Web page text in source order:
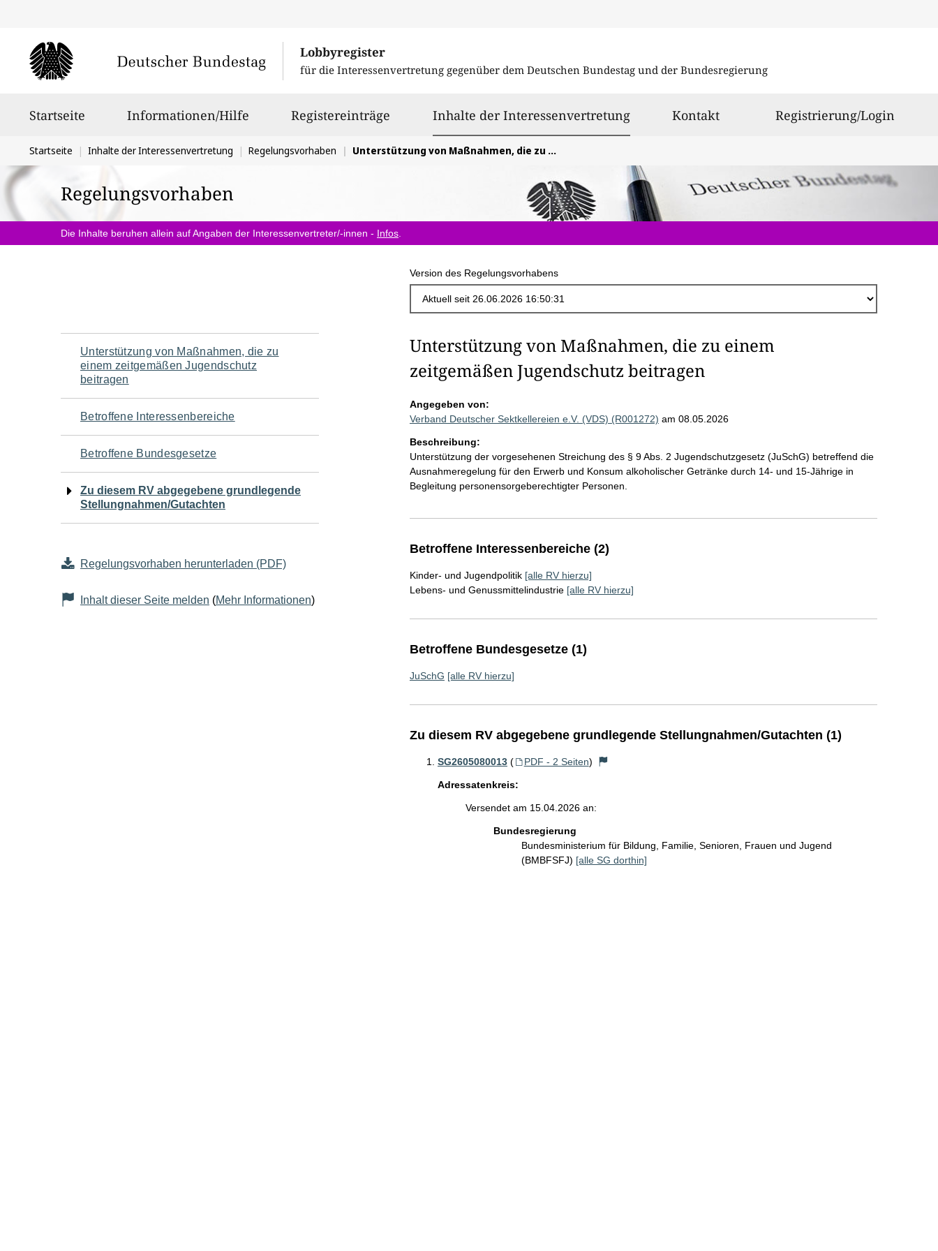
Lobbyregister
für die Interessenvertretung gegenüber dem Deutschen Bundestag und der Bundesregierung
Startseite Informationen/Hilfe Registereinträge Inhalte der Interessenvertretungausgewählt
Kontakt Registrierung/Login
Sie
befinden
sich
hier:
Startseite Inhalte der Interessenvertretung Regelungsvorhaben Unterstützung von Maßnahmen, die zu einem zeitgemäßen Jugendschutz beitragen
Regelungsvorhaben
Die Inhalte beruhen allein auf Angaben der Interessenvertreter/-innen - Infos
Version des Regelungsvorhabens
Navigation
für
den
Seiteninhalt
Unterstützung von Maßnahmen, die zu
einem zeitgemäßen Jugendschutz
beitragen
Betroffene Interessenbereiche
Betroffene Bundesgesetze
Zu diesem RV abgegebene grundlegende
Stellungnahmen/Gutachten
Regelungsvorhaben herunterladen (PDF)
Inhalt dieser Seite melden (Mehr Informationen)
Unterstützung von Maßnahmen, die zu einem
zeitgemäßen Jugendschutz beitragen
Angegeben von:
Verband Deutscher Sektkellereien e.V. (VDS) (R001272) am 08.05.2026
Beschreibung:
Unterstützung der vorgesehenen Streichung des § 9 Abs. 2 Jugendschutzgesetz (JuSchG) betreffend die
Ausnahmeregelung für den Erwerb und Konsum alkoholischer Getränke durch 14- und 15-Jährige in
Begleitung personensorgeberechtigter Personen.
Betroffene Interessenbereiche (2)
Kinder- und Jugendpolitik [alle RV hierzu]
Lebens- und Genussmittelindustrie [alle RV hierzu]
Betroffene Bundesgesetze (1)
JuSchG [alle RV hierzu]
Zu diesem RV abgegebene grundlegende Stellungnahmen/Gutachten (1)
SG2605080013 ( PDF - 2 Seiten)
Adressatenkreis:
Versendet am 15.04.2026 an:
Bundesregierung
Bundesministerium für Bildung, Familie, Senioren, Frauen und Jugend
(BMBFSFJ) [alle SG dorthin]